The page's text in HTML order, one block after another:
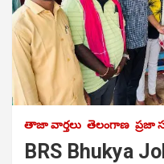
తాజా వార్తలు తెలంగాణ ప్రజా
BRS Bhukya